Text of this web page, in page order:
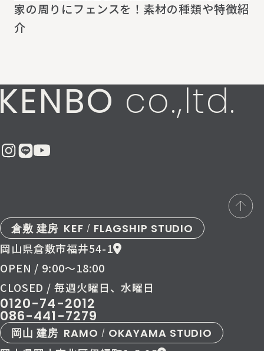
家の周りにフェンスを！素材の種類や特徴紹
介
co.,ltd.
倉敷 建房 KEF / FLAGSHIP STUDIO
岡山県倉敷市福井54-1
OPEN / 9:00〜18:00
CLOSED / 毎週火曜日、水曜日
0120-74-2012
086-441-7279
岡山 建房 RAMO / OKAYAMA STUDIO